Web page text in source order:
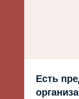
Есть